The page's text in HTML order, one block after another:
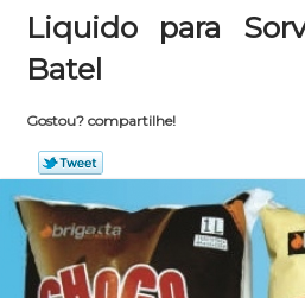
Liquido para
Batel
Gostou? compartilhe!